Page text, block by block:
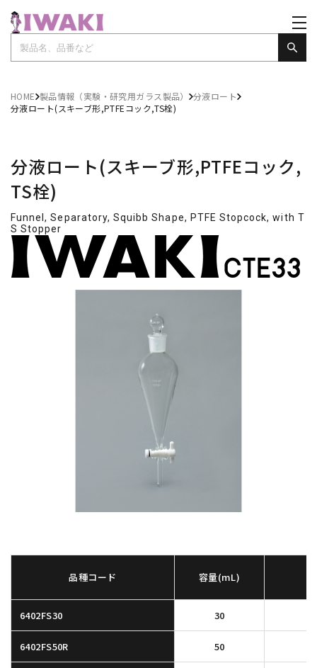
HOME 製品情報（実験・研究用ガラス製品）
分液ロート
分液ロート(スキーブ形,PTFEコック,TS栓)
分液ロート(スキーブ形,PTFEコック,
TS栓)
Funnel, Separatory, Squibb Shape, PTFE Stopcock, with T
S Stopper
品種コード 容量(mL)
6402FS30 30
6402FS50R 50